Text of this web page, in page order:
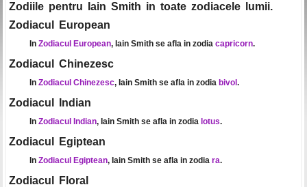
Zodiile pentru Iain Smith in toate zodiacele lumii.
Zodiacul European
In Zodiacul European, Iain Smith se afla in zodia capricorn.
Zodiacul Chinezesc
In Zodiacul Chinezesc, Iain Smith se afla in zodia bivol .
Zodiacul Indian
In Zodiacul Indian, Iain Smith se afla in zodia lotus.
Zodiacul Egiptean
In Zodiacul Egiptean, Iain Smith se afla in zodia ra.
Zodiacul Floral